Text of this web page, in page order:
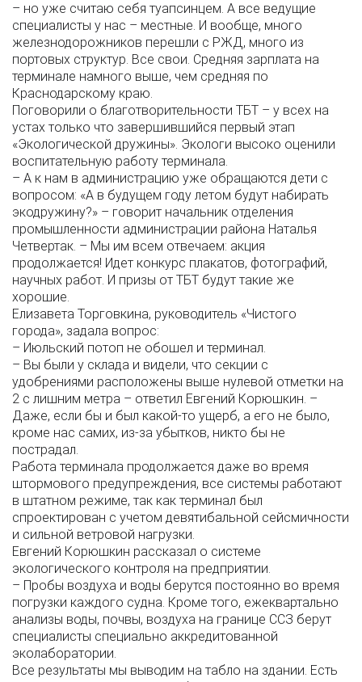
– но уже считаю себя туапсинцем. А все ведущие
специалисты у нас – местные. И вообще, много
железнодорожников перешли с РЖД, много из
портовых структур. Все свои. Средняя зарплата на
терминале намного выше, чем средняя по
Краснодарскому краю.
Поговорили о благотворительности ТБТ – у всех на
устах только что завершившийся первый этап
«Экологической дружины». Экологи высоко оценили
воспитательную работу терминала.
– А к нам в администрацию уже обращаются дети с
вопросом: «А в будущем году летом будут набирать
экодружину?» – говорит начальник отделения
промышленности администрации района Наталья
Четвертак. – Мы им всем отвечаем: акция
продолжается! Идет конкурс плакатов, фотографий,
научных работ. И призы от ТБТ будут такие же
хорошие.
Елизавета Торговкина, руководитель «Чистого
города», задала вопрос:
– Июльский потоп не обошел и терминал.
– Вы были у склада и видели, что секции с
удобрениями расположены выше нулевой отметки на
2 с лишним метра – ответил Евгений Корюшкин. –
Даже, если бы и был какой-то ущерб, а его не было,
кроме нас самих, из-за убытков, никто бы не
пострадал.
Работа терминала продолжается даже во время
штормового предупреждения, все системы работают
в штатном режиме, так как терминал был
спроектирован с учетом девятибальной сейсмичности
и сильной ветровой нагрузки.
Евгений Корюшкин рассказал о системе
экологического контроля на предприятии.
– Пробы воздуха и воды берутся постоянно во время
погрузки каждого судна. Кроме того, ежеквартально
анализы воды, почвы, воздуха на границе ССЗ берут
специалисты специально аккредитованной
эколаборатории.
Все результаты мы выводим на табло на здании. Есть